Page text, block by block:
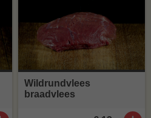
Wildrundvlees
braadvlees